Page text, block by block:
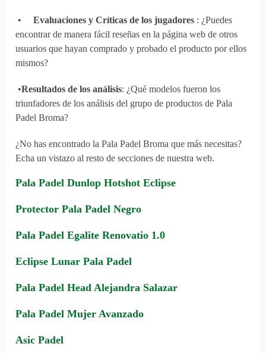
•Evaluaciones y Críticas de los jugadores : ¿Puedes
encontrar de manera fácil reseñas en la página web de otros
usuarios que hayan comprado y probado el producto por ellos
mismos?
•Resultados de los análisis: ¿Qué modelos fueron los
triunfadores de los análisis del grupo de productos de Pala
Padel Broma?
¿No has encontrado la Pala Padel Broma que más necesitas?
Echa un vistazo al resto de secciones de nuestra web.
Pala Padel Dunlop Hotshot Eclipse
Protector Pala Padel Negro
Pala Padel Egalite Renovatio 1.0
Eclipse Lunar Pala Padel
Pala Padel Head Alejandra Salazar
Pala Padel Mujer Avanzado
Asic Padel